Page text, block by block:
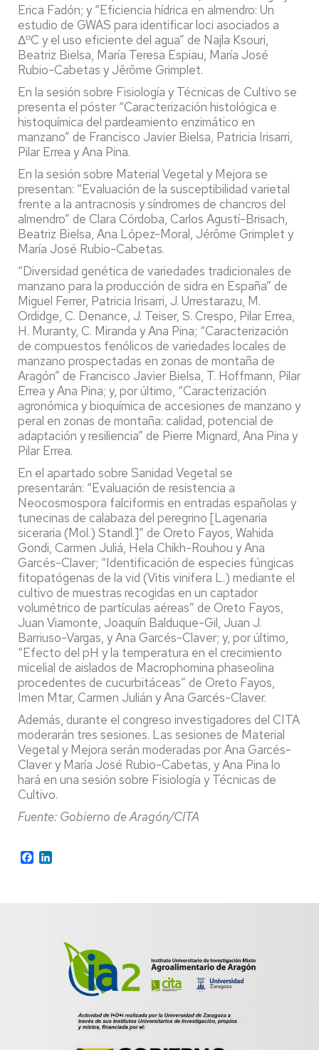
Erica Fadón; y “Eficiencia hídrica en almendro: Un
estudio de GWAS para identificar loci asociados a
Δ¹³C y el uso eficiente del agua” de Najla Ksouri,
Beatriz Bielsa, María Teresa Espiau, María José
Rubio-Cabetas y Jêrôme Grimplet.
En la sesión sobre Fisiología y Técnicas de Cultivo se
presenta el póster “Caracterización histológica e
histoquímica del pardeamiento enzimático en
manzano” de Francisco Javier Bielsa, Patricia Irisarri,
Pilar Errea y Ana Pina.
En la sesión sobre Material Vegetal y Mejora se
presentan: “Evaluación de la susceptibilidad varietal
frente a la antracnosis y síndromes de chancros del
almendro” de Clara Córdoba, Carlos Agustí-Brisach,
Beatriz Bielsa, Ana López-Moral, Jérôme Grimplet y
María José Rubio-Cabetas.
“Diversidad genética de variedades tradicionales de
manzano para la producción de sidra en España” de
Miguel Ferrer, Patricia Irisarri, J. Urrestarazu, M.
Ordidge, C. Denance, J. Teiser, S. Crespo, Pilar Errea,
H. Muranty, C. Miranda y Ana Pina; “Caracterización
de compuestos fenólicos de variedades locales de
manzano prospectadas en zonas de montaña de
Aragón” de Francisco Javier Bielsa, T. Hoffmann, Pilar
Errea y Ana Pina; y, por último, “Caracterización
agronómica y bioquímica de accesiones de manzano y
peral en zonas de montaña: calidad, potencial de
adaptación y resiliencia” de Pierre Mignard, Ana Pina y
Pilar Errea.
En el apartado sobre Sanidad Vegetal se
presentarán: “Evaluación de resistencia a
Neocosmospora falciformis en entradas españolas y
tunecinas de calabaza del peregrino [Lagenaria
siceraria (Mol.) Standl.]” de Oreto Fayos, Wahida
Gondi, Carmen Juliá, Hela Chikh-Rouhou y Ana
Garcés-Claver; “Identificación de especies fúngicas
fitopatógenas de la vid (Vitis vinifera L.) mediante el
cultivo de muestras recogidas en un captador
volumétrico de partículas aéreas” de Oreto Fayos,
Juan Viamonte, Joaquín Balduque-Gil, Juan J.
Barriuso-Vargas, y Ana Garcés-Claver; y, por último,
“Efecto del pH y la temperatura en el crecimiento
micelial de aislados de Macrophomina phaseolina
procedentes de cucurbitáceas” de Oreto Fayos,
Imen Mtar, Carmen Julián y Ana Garcés-Claver.
Además, durante el congreso investigadores del CITA
moderarán tres sesiones. Las sesiones de Material
Vegetal y Mejora serán moderadas por Ana Garcés-
Claver y María José Rubio-Cabetas, y Ana Pina lo
hará en una sesión sobre Fisiología y Técnicas de
Cultivo.
Fuente: Gobierno de Aragón/CITA
Facebook